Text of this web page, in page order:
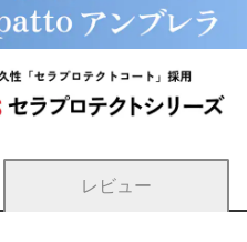
レビュー